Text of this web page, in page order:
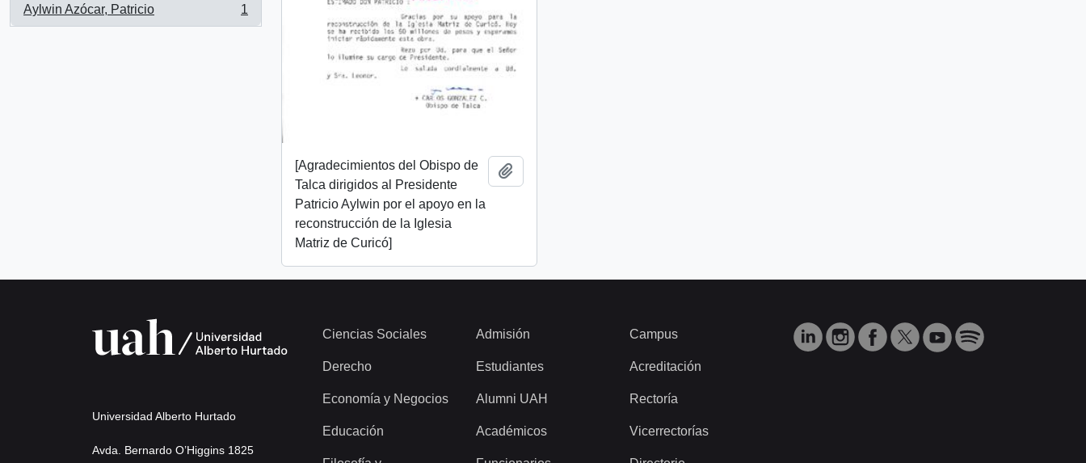
Aylwin Azócar, Patricio
, 1 resultados
1
[Agradecimientos del Obispo de
Talca dirigidos al Presidente
Patricio Aylwin por el apoyo en la
reconstrucción de la Iglesia
Matriz de Curicó]
Universidad Alberto Hurtado
Avda. Bernardo O’Higgins 1825
Ciencias Sociales
Derecho
Economía y Negocios
Educación
Admisión
Estudiantes
Alumni UAH
Académicos
Campus
Acreditación
Rectoría
Vicerrectorías